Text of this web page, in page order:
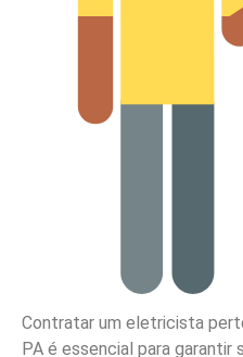
Contratar um eletricista
PA é essencial para